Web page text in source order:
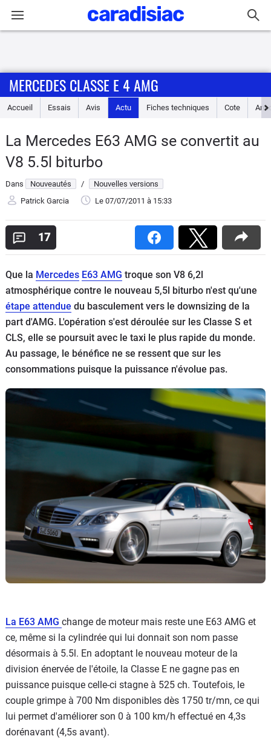
Accueil
Essais
Guide
d'achat
Electriques
Utilitaires
Flottes
Auto
Services
Forum
Moto
MERCEDES CLASSE E 4 AMG
Accueil Essais Avis Actu Fiches techniques Cote
La Mercedes E63 AMG se convertit au
V8 5.5l biturbo
Dans Nouveautés /
Nouvelles versions
Patrick Garcia
Le 07/07/2011 à 15:33
17
Que la Mercedes E63 AMG troque son V8 6,2l
atmosphérique contre le nouveau 5,5l biturbo n'est qu'une
étape attendue du basculement vers le downsizing de la
part d'AMG. L'opération s'est déroulée sur les Classe S et
CLS, elle se poursuit avec le taxi le plus rapide du monde.
Au passage, le bénéfice ne se ressent que sur les
consommations puisque la puissance n'évolue pas.
La E63 AMG change de moteur mais reste une E63 AMG et
ce, même si la cylindrée qui lui donnait son nom passe
désormais à 5.5l. En adoptant le nouveau moteur de la
division énervée de l'étoile, la Classe E ne gagne pas en
puissance puisque celle-ci stagne à 525 ch. Toutefois, le
couple grimpe à 700 Nm disponibles dès 1750 tr/mn, ce qui
lui permet d'améliorer son 0 à 100 km/h effectué en 4,3s
dorénavant (4,5s avant).